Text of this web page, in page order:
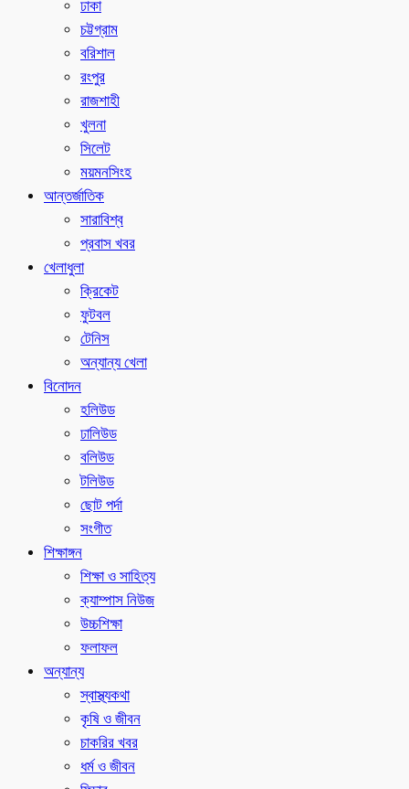
ঢাকা
চট্টগ্রাম
বরিশাল
রংপুর
রাজশাহী
খুলনা
সিলেট
ময়মনসিংহ
আন্তর্জাতিক
সারাবিশ্ব
প্রবাস খবর
খেলাধুলা
ক্রিকেট
ফুটবল
টেনিস
অন্যান্য খেলা
বিনোদন
হলিউড
ঢালিউড
বলিউড
টলিউড
ছোট পর্দা
সংগীত
শিক্ষাঙ্গন
শিক্ষা ও সাহিত্য
ক্যাম্পাস নিউজ
উচ্চশিক্ষা
ফলাফল
অন্যান্য
স্বাস্থ্যকথা
কৃষি ও জীবন
চাকরির খবর
ধর্ম ও জীবন